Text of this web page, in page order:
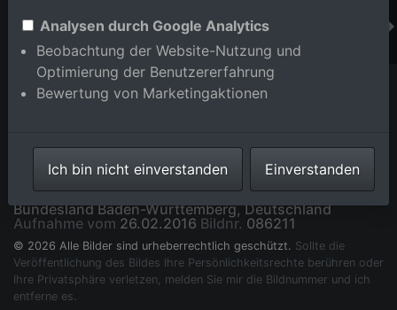
Dorf - Ansicht im Ortsteil Rußheim in Dettenheim im
Bundesland Baden-Württemberg, Deutschland
Aufnahme vom 26.02.2016 Bildnr. 086211
© 2026 Alle Bilder sind urheberrechtlich geschützt. Sollte die
Veröffentlichung des Bildes Ihre Persönlichkeitsrechte berühren oder
Ihre Privatsphäre verletzen, melden Sie mir die Bildnummer und ich
entferne es.
Analysen durch Google Analytics
Beobachtung der Website-Nutzung und
Optimierung der Benutzererfahrung
Bewertung von Marketingaktionen
Ich bin nicht einverstanden Einverstanden